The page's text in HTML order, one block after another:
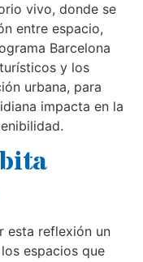
vivo, donde se
entre espacio,
Barcelona
y los
urbana, para
impacta en la
esta reflexión un
espacios que